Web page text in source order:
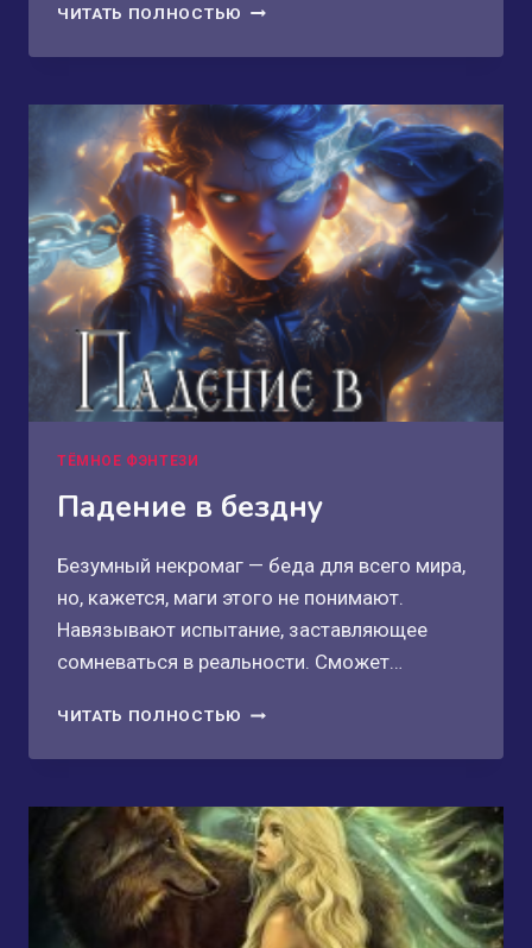
ЧИТАТЬ ПОЛНОСТЬЮ НЕВИННАЯ.
ИМПЕРАТОРА
ТЁМНОЕ ФЭНТЕЗИ
Падение в бездну
Безумный некромаг — беда для всего мира,
но, кажется, маги этого не понимают.
Навязывают испытание, заставляющее
сомневаться в реальности. Сможет…
ЧИТАТЬ ПОЛНОСТЬЮ ПАДЕНИЕ
БЕЗДНУ